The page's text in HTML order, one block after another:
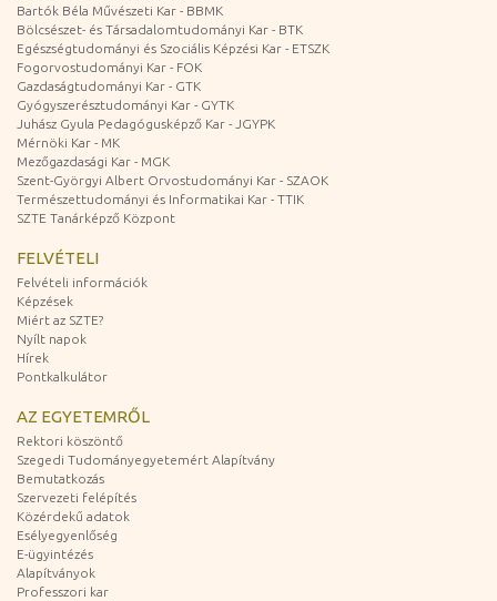
Bartók Béla Művészeti Kar - BBMK
Bölcsészet- és Társadalomtudományi Kar - BTK
Egészségtudományi és Szociális Képzési Kar - ETSZK
Fogorvostudományi Kar - FOK
Gazdaságtudományi Kar - GTK
Gyógyszerésztudományi Kar - GYTK
Juhász Gyula Pedagógusképző Kar - JGYPK
Mérnöki Kar - MK
Mezőgazdasági Kar - MGK
Szent-Györgyi Albert Orvostudományi Kar - SZAOK
Természettudományi és Informatikai Kar - TTIK
SZTE Tanárképző Központ
FELVÉTELI
Felvételi információk
Képzések
Miért az SZTE?
Nyílt napok
Hírek
Pontkalkulátor
AZ EGYETEMRŐL
Rektori köszöntő
Szegedi Tudományegyetemért Alapítvány
Bemutatkozás
Szervezeti felépítés
Közérdekű adatok
Esélyegyenlőség
E-ügyintézés
Alapítványok
Professzori kar